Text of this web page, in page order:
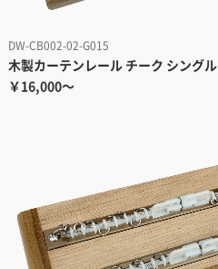
DW-CB002-02-G015
木製カーテンレール チーク シングル
￥16,000～